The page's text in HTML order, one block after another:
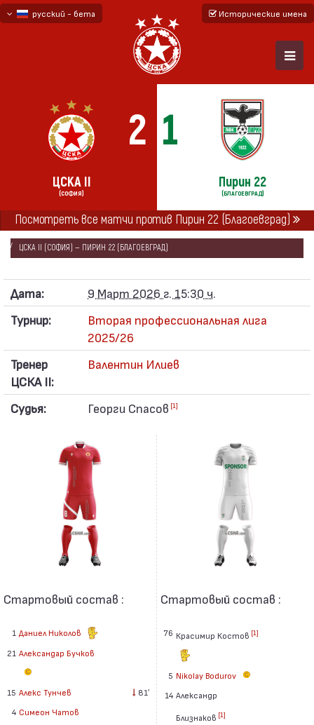
русский - бета
Исторические имена
2 1
ЦСКА II
(СОФИЯ)
Пирин 22
(БЛАГОЕВГРАД)
Посмотреть все матчи против Пирин 22 (Благоевград)
ГЛАВНАЯ СЕЗОНЫ
2025/26
ВТОРАЯ ПРОФЕССИОНАЛЬНАЯ ЛИГА 2025/26
ЦСКА II (СОФИЯ) — ПИРИН 22 (БЛАГОЕВГРАД)
Дата:
9 Март 2026 г. 15:30 ч.
Турнир:
Вторая профессиональная лига
2025/26
Тренер
ЦСКА II:
Валентин Илиев
Судья: Георги Спасов [1]
Стартовый состав :
1 Даниел Николов
21 Александар Бучков
15 Алекс Тунчев
81′
4 Симеон Чатов
Стартовый состав :
76 Красимир Костов [1]
5 Nikolay Bodurov
14 Александр
Близнаков [1]